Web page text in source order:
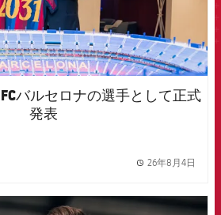
バルセロナの選手として正式
発表
26年8月4日
FCB Barcelona badge